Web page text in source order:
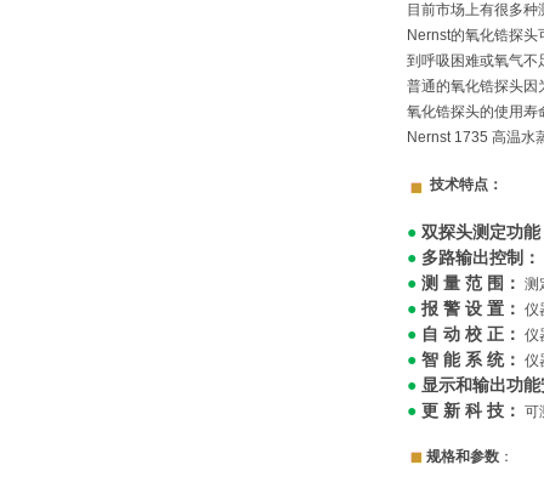
目前市场上有很多
Nernst的氧化锆探
到呼吸困难或氧气不
普通的氧化锆探头因
氧化锆探头的使用寿
Nernst 1735 高温水
技术特点：
● 双探头测定功能
● 多路输出控制：
● 测 量 范 围： 测
● 报 警 设 置： 仪
● 自 动 校 正： 仪
● 智 能 系 统： 仪
● 显示和输出功
● 更 新 科 技： 可
规格和参数 ：